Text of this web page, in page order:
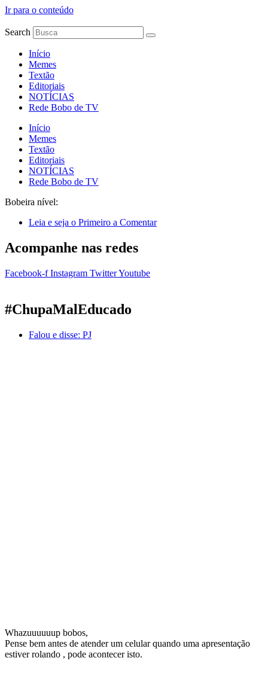
Ir para o conteúdo
Search
Início
Memes
Textão
Editoriais
NOTÍCIAS
Rede Bobo de TV
Início
Memes
Textão
Editoriais
NOTÍCIAS
Rede Bobo de TV
Bobeira nível:
Leia e seja o Primeiro a Comentar
Acompanhe nas redes
Facebook-f Instagram TwitterYoutube
#ChupaMalEducado
Falou e disse: PJ
Whazuuuuuup bobos,
Pense bem antes de atender um celular quando uma apresentação
estiver rolando , pode acontecer isto.